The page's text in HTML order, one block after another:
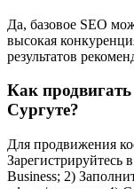
Да, базовое SEO
высокая
результатов
Как
Сургуте?
Для продвижения
Business; 2)